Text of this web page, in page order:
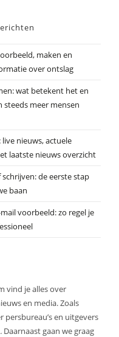
maken en
over ontslag
wat betekent het en
steeds meer mensen
live nieuws, actuele
laatste nieuws overzicht
de eerste stap
baan
voorbeeld: zo regel je
vind je alles over
en media. Zoals
persbureau’s en uitgevers
gaan we graag